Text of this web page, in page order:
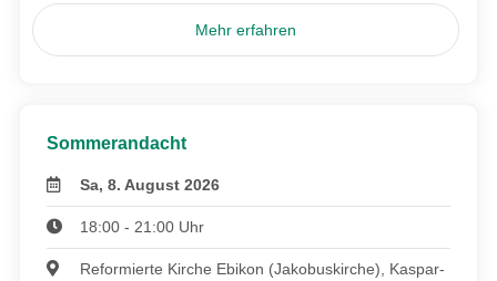
Mehr erfahren
Sommerandacht
Sa, 8. August 2026
18:00 - 21:00 Uhr
Reformierte Kirche Ebikon (Jakobuskirche), Kaspar-